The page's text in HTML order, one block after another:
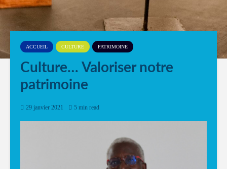
ACCUEIL CULTURE PATRIMOINE
Culture… Valoriser notre
patrimoine
29 janvier 2021 5 min read